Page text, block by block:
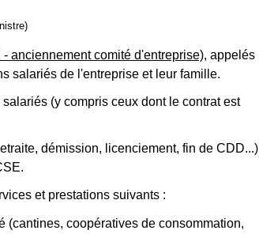
anciennement comité d'entreprise), appelés
salariés de l'entreprise et leur famille.
(y compris ceux dont le contrat est
démission, licenciement, fin de CDD...)
et prestations suivants :
coopératives de consommation,